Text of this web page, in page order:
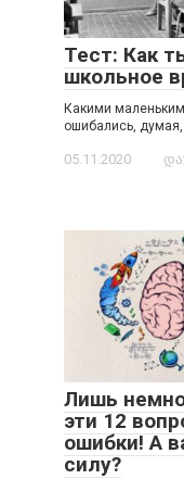
Тест: Как
школьное
Какими
ошибались, думая,
05.11.2020
Лишь
эти 12
ошибки! А
силу?